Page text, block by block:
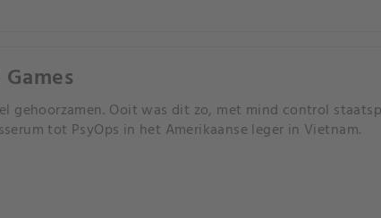
gehoorzamen. Ooit was dit zo, met mind control
tot PsyOps in het Amerikaanse leger in Vietnam.